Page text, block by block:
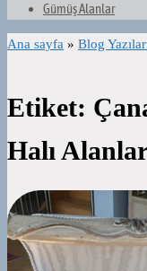
Gümüş Alanlar
Ana sayfa » Blog
Etiket:
Halı